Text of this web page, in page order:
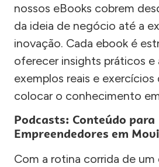
nossos eBooks cobrem
da ideia de negócio até a
inovação. Cada ebook é
oferecer insights práticos e
exemplos reais e exercícios
colocar o conhecimento
Podcasts: Conteúdo para
Empreendedores em
Com a rotina corrida de